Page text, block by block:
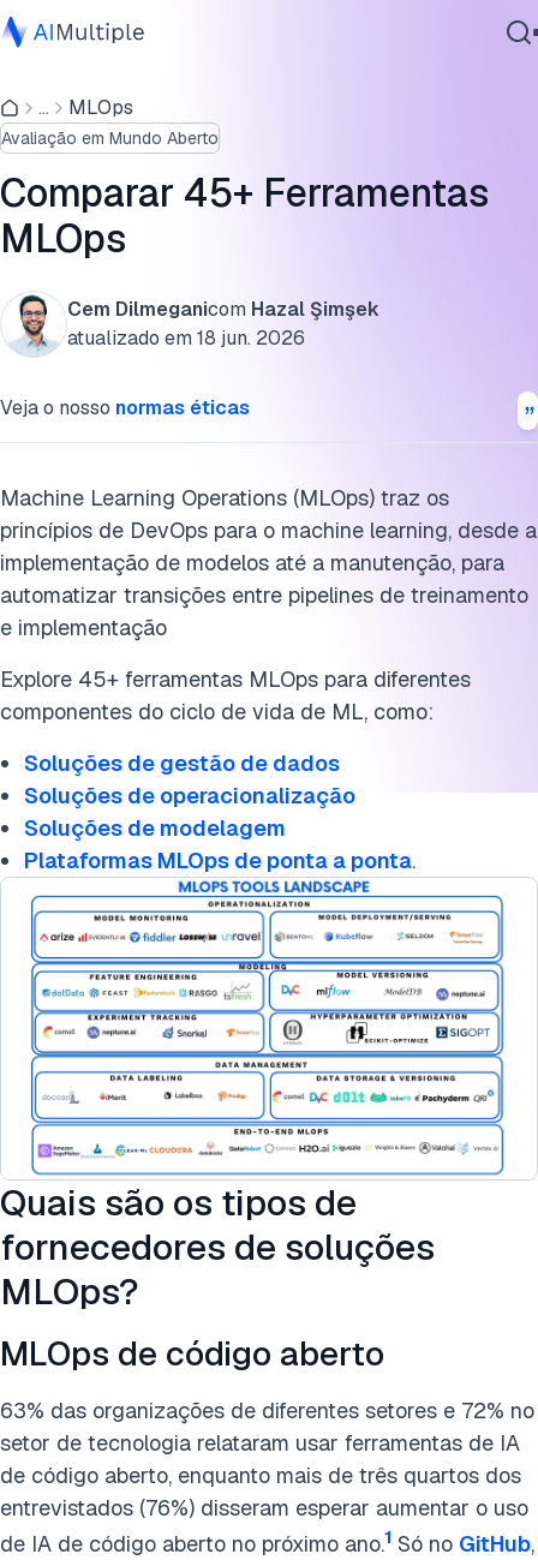
IA Agêntica
Segurança cibernética
Dados
Software Empresarial
Serviços
... MLOps
Avaliação em Mundo Aberto
Comparar 45+ Ferramentas
MLOps
Cem Dilmeganicom Hazal Şimşek
atualizado em 18 jun. 2026
Veja o nosso normas éticas
Machine Learning Operations (MLOps) traz os
princípios de DevOps para o machine learning, desde a
implementação de modelos até a manutenção, para
automatizar transições entre pipelines de treinamento
e implementação
Explore 45+ ferramentas MLOps para diferentes
componentes do ciclo de vida de ML, como:
Soluções de gestão de dados
Soluções de operacionalização
Soluções de modelagem
Plataformas MLOps de ponta a ponta.
Quais são os tipos de
fornecedores de soluções
MLOps?
MLOps de código aberto
63% das organizações de diferentes setores e 72% no
setor de tecnologia relataram usar ferramentas de IA
de código aberto, enquanto mais de três quartos dos
entrevistados (76%) disseram esperar aumentar o uso
de IA de código aberto no próximo ano.1 Só no GitHub,
Análise comparativa: Principais funcionalidades das
plataformas MLOps
Quais são os diferentes tipos de ferramentas MLOps?
Principais soluções de gestão de dados
Soluções de modelagem
Soluções de operacionalização
Plataformas MLOps de ponta a ponta selecionadas
Cite esta pesquisa